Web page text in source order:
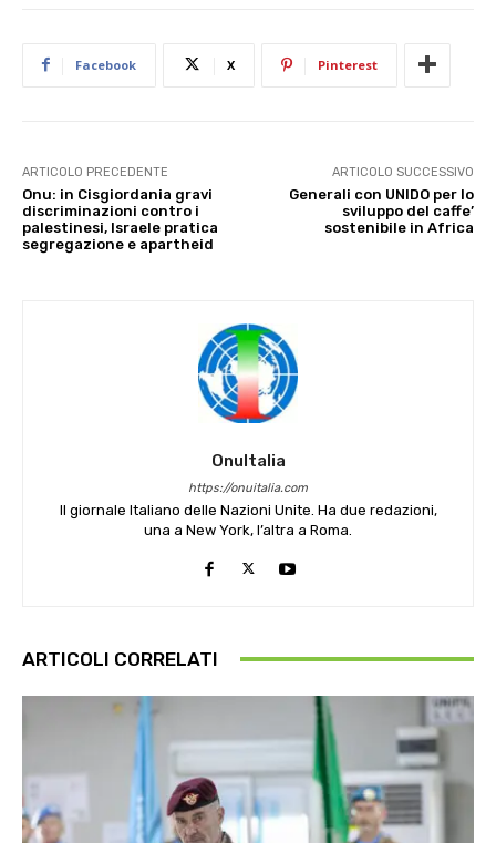
Facebook X Pinterest
ARTICOLO PRECEDENTE
Onu: in Cisgiordania gravi
discriminazioni contro i
palestinesi, Israele pratica
segregazione e apartheid
ARTICOLO SUCCESSIVO
Generali con UNIDO per lo
sviluppo del caffe’
sostenibile in Africa
OnuItalia
https://onuitalia.com
Il giornale Italiano delle Nazioni Unite. Ha due redazioni,
una a New York, l’altra a Roma.
ARTICOLI CORRELATI